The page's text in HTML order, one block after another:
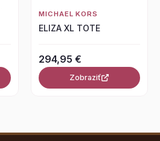
MICHAEL KORS
ELIZA XL TOTE
294,95 €
Zobraziť